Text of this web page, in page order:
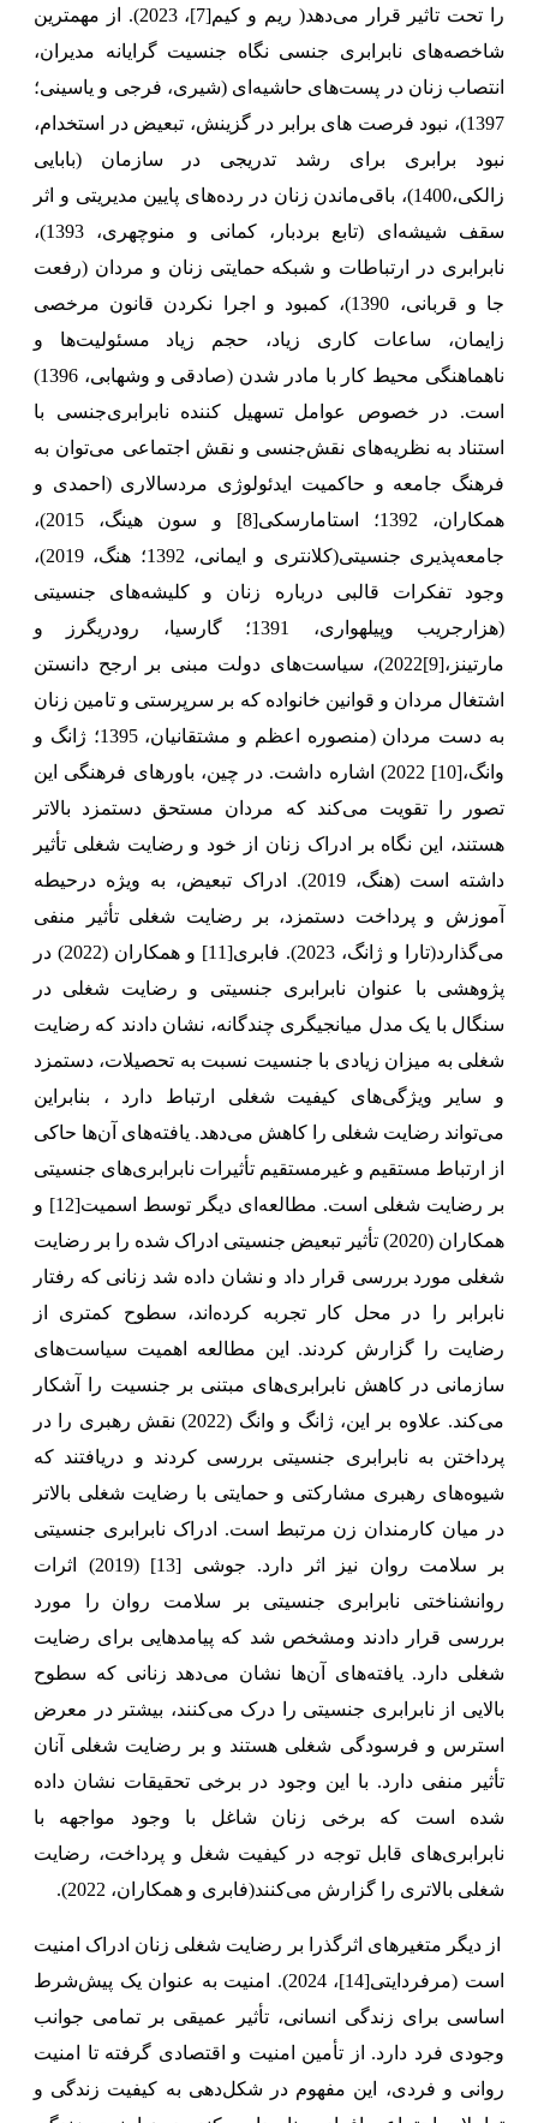
را تحت تاثیر قرار می‌دهد( ریم و کیم[7]، 2023).
از مهمترین
شاخصه‌های نابرابری جنسی نگاه جنسیت گرایانه مدیران،
انتصاب زنان در پست‌های حاشیه‌ای (شیری، فرجی و یاسینی؛
1397)، نبود فرصت های برابر در گزینش، تبعیض در استخدام،
نبود برابری برای رشد تدریجی در سازمان (بابایی
زالکی،1400)، باقی‌ماندن زنان در رده‌های پایین مدیریتی و اثر
سقف شیشه‌ای (تابع بردبار، کمانی و منوچهری، 1393)،
نابرابری در ارتباطات و شبکه حمایتی زنان و مردان (رفعت
جا و قربانی، 1390)، کمبود و اجرا نکردن قانون مرخصی
زایمان، ساعات کاری زیاد، حجم زیاد مسئولیت‌ها و
ناهماهنگی محیط کار با مادر شدن (صادقی و وشهابی، 1396)
است. در خصوص عوامل تسهیل کننده نابرابری‌‌جنسی با
استناد به نظریه‌های نقش‌جنسی و نقش اجتماعی می‌توان به
فرهنگ جامعه و حاکمیت ایدئولوژی مردسالاری (احمدی و
همکاران، 1392؛ استامارسکی
[8] و سون هینگ
، 2015)،
جامعه‌پذیری جنسیتی(کلانتری و ایمانی، 1392؛ هنگ، 2019)،
وجود تفکرات قالبی درباره زنان و کلیشه‌های جنسیتی
(هزارجریب وپیلهواری، 1391؛ گارسیا، رودریگرز و
مارتینز،[9]
2022)، سیاست‌های دولت مبنی بر ارجح دانستن
اشتغال مردان و قوانین خانواده که بر سرپرستی و تامین زنان
به دست مردان (منصوره اعظم و مشتقانیان، 1395؛ ژانگ و
وانگ،[10]
2022) اشاره داشت. در چین، باورهای فرهنگی این
تصور را تقویت می‌کند که مردان مستحق دستمزد بالاتر
هستند، این نگاه بر ادراک زنان از خود و رضایت شغلی تأثیر
داشته است (هنگ، 2019). ادراک تبعیض، به ویژه درحیطه
آموزش و پرداخت دستمزد، بر رضایت شغلی تأثیر منفی
می‌گذارد(تارا و ژانگ، 2023). فابری
[11] و همکاران (
2022
) در
پژوهشی با عنوان نابرابری جنسیتی و رضایت شغلی در
سنگال با یک مدل میانجیگری چندگانه، نشان دادند که رضایت
شغلی به میزان زیادی با جنسیت نسبت به تحصیلات، دستمزد
و سایر ویژگی‌های کیفیت شغلی ارتباط دارد ، بنابراین
می‌تواند رضایت شغلی را کاهش می‌دهد. یافته‌های آن‌ها حاکی
از ارتباط مستقیم و غیرمستقیم تأثیرات نابرابری‌های جنسیتی
بر رضایت شغلی است. مطالعه‌ای دیگر توسط اسمیت[12] و
همکاران (2020) تأثیر تبعیض جنسیتی ادراک شده را بر رضایت
شغلی مورد بررسی قرار داد و نشان داده شد زنانی که رفتار
نابرابر را در محل کار تجربه کرده‌اند، سطوح کمتری از
رضایت را گزارش کردند. این مطالعه اهمیت سیاست‌های
سازمانی در کاهش نابرابری‌های مبتنی بر جنسیت را آشکار
می‌کند. علاوه بر این، ژانگ و وانگ (2022) نقش رهبری را در
پرداختن به نابرابری جنسیتی بررسی کردند و دریافتند که
شیوه‌های رهبری مشارکتی و حمایتی با رضایت شغلی بالاتر
در میان کارمندان زن مرتبط است. ادراک نابرابری جنسیتی
بر سلامت روان نیز اثر دارد. جوشی [13]
(2019) اثرات
روانشناختی نابرابری جنسیتی بر سلامت روان را مورد
بررسی قرار دادند ومشخص شد که پیامدهایی برای رضایت
شغلی دارد. یافته‌های آن‌ها نشان می‌دهد زنانی که سطوح
بالایی از نابرابری جنسیتی را درک می‌کنند، بیشتر در معرض
استرس و فرسودگی شغلی هستند و بر رضایت شغلی آنان
تأثیر منفی دارد. با این وجود در برخی تحقیقات نشان داده
شده است که برخی زنان شاغل با وجود مواجهه با
نابرابری‌های قابل توجه در کیفیت شغل و پرداخت، رضایت
شغلی بالاتری را گزارش می‌کنند(فابری و همکاران، 2022).
از دیگر متغیرهای اثرگذرا بر رضایت شغلی زنان ادراک امنیت
است (مرفردایتی[14]
، 2024). امنیت به عنوان یک پیش‌شرط
اساسی برای زندگی انسانی، تأثیر عمیقی بر تمامی جوانب
وجودی فرد دارد. از تأمین امنیت و اقتصادی گرفته تا امنیت
روانی و فردی، این مفهوم در شکل‌دهی به کیفیت زندگی و